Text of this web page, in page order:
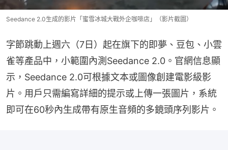
Seedance 2.0生成的影片「蜜雪冰城大戰外企咖啡店」（影片截圖）
字節跳動上週六（7日）起在旗下的即夢、豆包、小雲
雀等產品中，小範圍內測Seedance 2.0。官網信息顯
示，Seedance 2.0可根據文本或圖像創建電影級影
片。用戶只需編寫詳細的提示或上傳一張圖片，系統
即可在60秒內生成帶有原生音頻的多鏡頭序列影片。